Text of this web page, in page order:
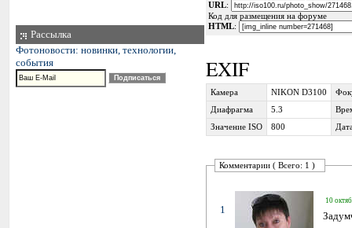
Рассылка
Фотоновости: новинки, технологии,
события
URL:
Код для размещения на форуме
HTML:
EXIF
Камера NIKON D3100
Диафрагма
5.3
Значение ISO
800
Комментарии ( Всего: 1 )
1
10